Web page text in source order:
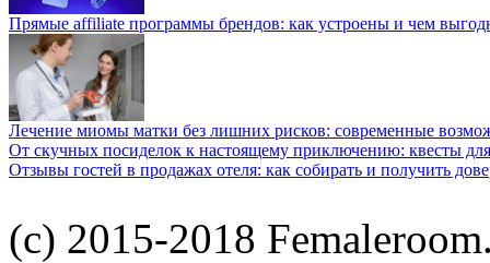
Прямые affiliate программы брендов: как устроены и чем
Лечение миомы матки без лишних рисков: современные
От скучных посиделок к настоящему приключению: квесты
Отзывы гостей в продажах отеля: как собирать и получить
(c) 2015-2018